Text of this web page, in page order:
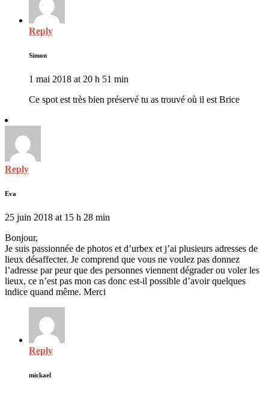
Reply
Simon
1 mai 2018 at 20 h 51 min
Ce spot est très bien préservé tu as trouvé où il est Brice
Reply
Eva
25 juin 2018 at 15 h 28 min
Bonjour,
Je suis passionnée de photos et d’urbex et j’ai plusieurs adresses de
lieux désaffecter. Je comprend que vous ne voulez pas donnez
l’adresse par peur que des personnes viennent dégrader ou voler les
lieux, ce n’est pas mon cas donc est-il possible d’avoir quelques
indice quand même. Merci
Reply
mickael